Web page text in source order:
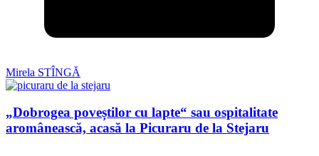
Mirela STÎNGĂ
„Dobrogea poveștilor cu lapte“ sau ospitalitate
aromânească, acasă la Picuraru de la Stejaru